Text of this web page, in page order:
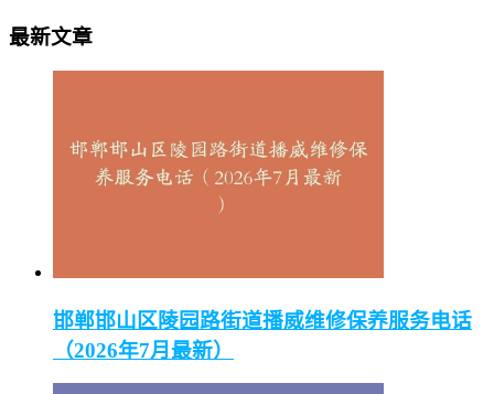
最新文章
邯郸邯山区陵园路街道播威维修保养服务电话
（2026年7月最新）